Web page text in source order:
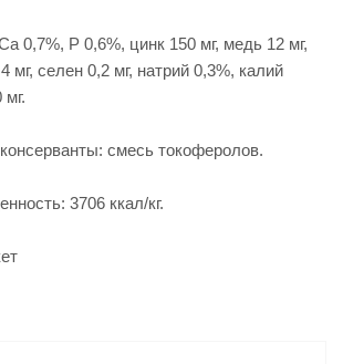
0,7%, Р 0,6%, цинк 150 мг, медь 12 мг,
мг, селен 0,2 мг, натрий 0,3%, калий
смесь токоферолов.
3706 ккал/кг.